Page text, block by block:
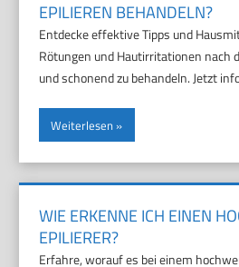
EPILIEREN BEHANDELN?
Entdecke effektive Tipps und
Rötungen und Hautirritationen nach
und schonend zu behandeln. Jetzt
Weiterlesen
WIE ERKENNE ICH EINEN
EPILIERER?
Erfahre, worauf es bei einem